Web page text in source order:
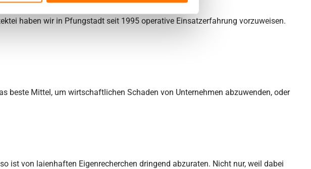
haben wir in Pfungstadt seit 1995 operative Einsatzerfahrung vorzuweisen.
beste Mittel, um wirtschaftlichen Schaden von Unternehmen abzuwenden, oder
ist von laienhaften Eigenrecherchen dringend abzuraten. Nicht nur, weil dabei